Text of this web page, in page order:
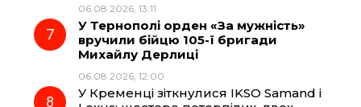
06.08.2026, 13:11
У Тернополі орден «За мужність»
вручили бійцю 105-ї бригади
Михайлу Дерлиці
06.08.2026, 12:00
У Кременці зіткнулися IKSO Samand і